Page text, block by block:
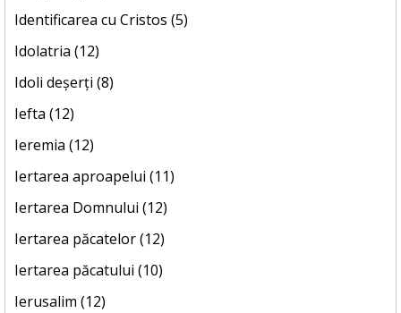
Identificarea cu Cristos (5)
Idolatria (12)
Idoli deșerți (8)
Iefta (12)
Ieremia (12)
Iertarea aproapelui (11)
Iertarea Domnului (12)
Iertarea păcatelor (12)
Iertarea păcatului (10)
Ierusalim (12)